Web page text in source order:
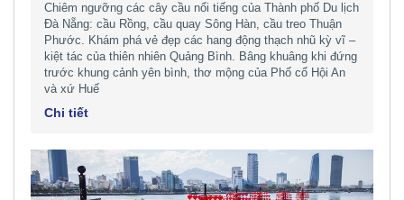
Chiêm ngưỡng các cây cầu nổi tiếng của Thành phố Du lịch
Đà Nẵng: cầu Rồng, cầu quay Sông Hàn, cầu treo Thuận
Phước. Khám phá vẻ đẹp các hang động thạch nhũ kỳ vĩ –
kiệt tác của thiên nhiên Quảng Bình. Bâng khuâng khi đứng
trước khung cảnh yên bình, thơ mộng của Phố cổ Hội An
và xứ Huế
Chi tiết